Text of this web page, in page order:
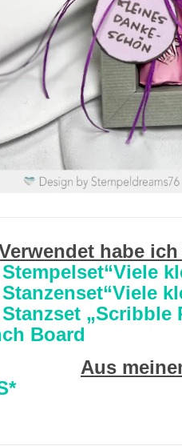
habe
„Scribble
Board
Aus